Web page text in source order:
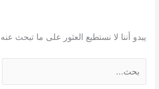
يبدو أننا لا نستطيع العثور على ما تبحث